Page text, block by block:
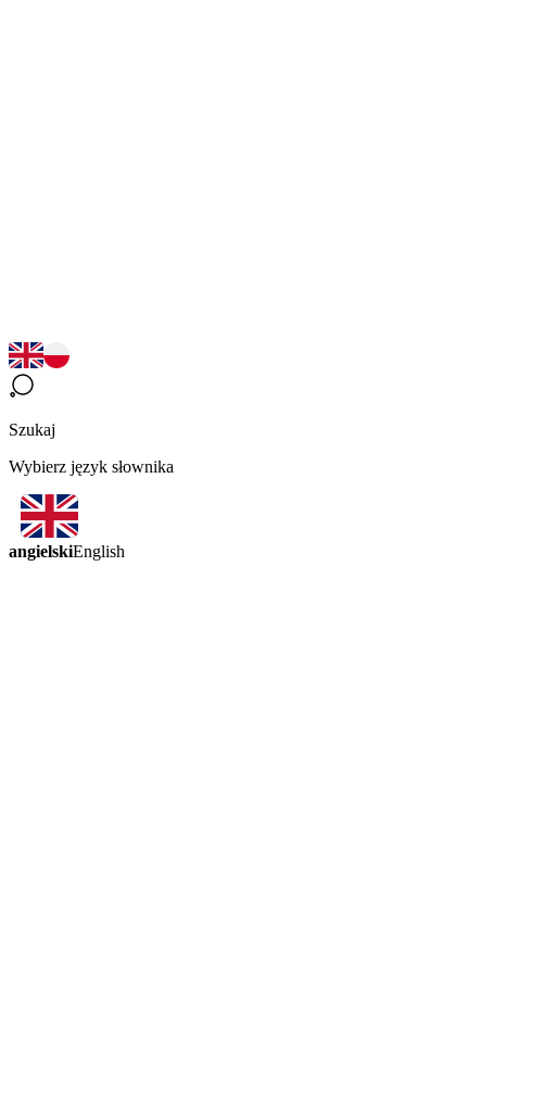
Szukaj
Wybierz język słownika
angielskiEnglish